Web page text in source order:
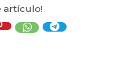
artículo!